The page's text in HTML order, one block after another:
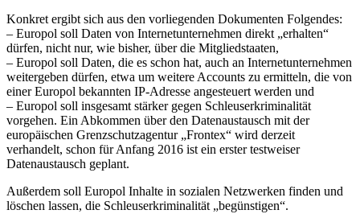
Konkret ergibt sich aus den vorliegenden Dokumenten Folgendes:
– Europol soll Daten von Internetunternehmen direkt „erhalten“
dürfen, nicht nur, wie bisher, über die Mitgliedstaaten,
– Europol soll Daten, die es schon hat, auch an Internetunternehmen
weitergeben dürfen, etwa um weitere Accounts zu ermitteln, die von
einer Europol bekannten IP-Adresse angesteuert werden und
– Europol soll insgesamt stärker gegen Schleuserkriminalität
vorgehen. Ein Abkommen über den Datenaustausch mit der
europäischen Grenzschutzagentur „Frontex“ wird derzeit
verhandelt, schon für Anfang 2016 ist ein erster testweiser
Datenaustausch geplant.
Außerdem soll Europol Inhalte in sozialen Netzwerken finden und
löschen lassen, die Schleuserkriminalität „begünstigen“.